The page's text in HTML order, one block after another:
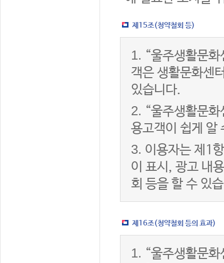
제15조(청약철회 등)
1. “울주생활문
객은 생활문화센
있습니다.
2. “울주생활문
용고객이 쉽게 알
3. 이용자는 제1
이 표시, 광고 내
회 등을 할 수 있
제16조(청약철회 등의 효과)
1. “울주생활문